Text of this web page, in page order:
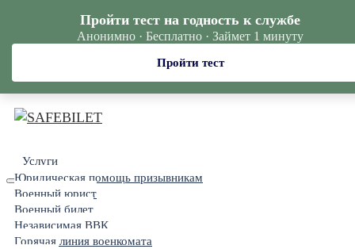
Услуги
Юридическая помощь призывникам
Военный юрист
Военный билет
Независимая ВВК
Горячая линия военкомата
Пройти тест на годность к службе
Анонимно · Бесплатно · Займет 1 минуту
Пройти тест